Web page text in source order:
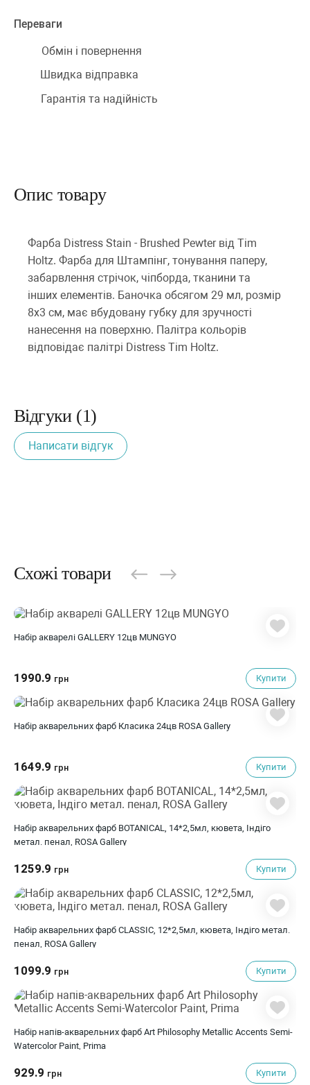
Переваги
Обмін і повернення
Швидка відправка
Гарантія та надійність
Опис товару
Фарба Distress Stain - Brushed Pewter від Tim
Holtz. Фарба для Штампінг, тонування паперу,
забарвлення стрічок, чіпборда, тканини та
інших елементів. Баночка обсягом 29 мл, розмір
8х3 см, має вбудовану губку для зручності
нанесення на поверхню. Палітра кольорів
відповідає палітрі Distress Tim Holtz.
Відгуки (1)
Написати відгук
Схожі товари
Набір акварелі GALLERY 12цв MUNGYO
1990.9 грн Купити
Набір акварельних фарб Класика 24цв ROSA Gallery
1649.9 грн Купити
Набір акварельних фарб BOTANICAL, 14*2,5мл, кювета, Індіго
метал. пенал, ROSA Gallery
1259.9 грн Купити
Набір акварельних фарб CLASSIC, 12*2,5мл, кювета, Індіго метал.
пенал, ROSA Gallery
1099.9 грн Купити
Набір напів-акварельних фарб Art Philosophy Metallic Accents Semi-
Watercolor Paint, Prima
929.9 грн Купити